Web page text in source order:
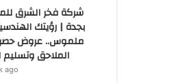
شركة فخر الشرق
بجدة | رؤيتك
ملموس.. عروض
الملاحق وتسليم
ago